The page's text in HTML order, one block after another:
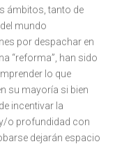
ámbitos, tanto de
mundo
por despachar en
“reforma”, han sido
lo que
su mayoría si bien
incentivar la
o profundidad con
dejarán espacio